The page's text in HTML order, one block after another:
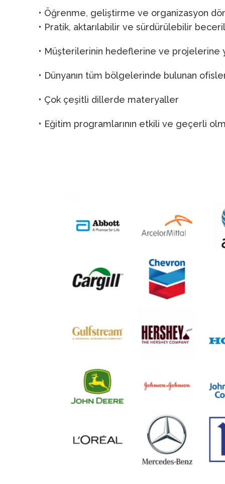
• Öğrenme, geliştirme ve organizasyon
• Pratik, aktarılabilir ve sürdürülebilir
• Müşterilerinin hedeflerine ve projelerine
• Dünyanın tüm bölgelerinde bulunan
• Çok çeşitli dillerde materyaller
• Eğitim programlarının etkili ve geçerli